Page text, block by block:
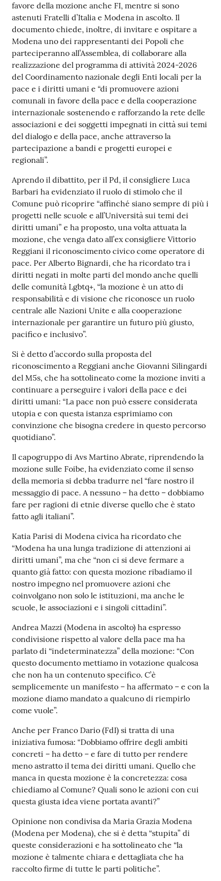
favore della mozione anche FI, mentre si sono
astenuti Fratelli d’Italia e Modena in ascolto. Il
documento chiede, inoltre, di invitare e ospitare a
Modena uno dei rappresentanti dei Popoli che
parteciperanno all’Assemblea, di collaborare alla
realizzazione del programma di attività 2024-2026
del Coordinamento nazionale degli Enti locali per la
pace e i diritti umani e “di promuovere azioni
comunali in favore della pace e della cooperazione
internazionale sostenendo e rafforzando la rete delle
associazioni e dei soggetti impegnati in città sui temi
del dialogo e della pace, anche attraverso la
partecipazione a bandi e progetti europei e
regionali”.
Aprendo il dibattito, per il Pd, il consigliere Luca
Barbari ha evidenziato il ruolo di stimolo che il
Comune può ricoprire “affinché siano sempre di più i
progetti nelle scuole e all’Università sui temi dei
diritti umani” e ha proposto, una volta attuata la
mozione, che venga dato all’ex consigliere Vittorio
Reggiani il riconoscimento civico come operatore di
pace. Per Alberto Bignardi, che ha ricordato tra i
diritti negati in molte parti del mondo anche quelli
delle comunità Lgbtq+, “la mozione è un atto di
responsabilità e di visione che riconosce un ruolo
centrale alle Nazioni Unite e alla cooperazione
internazionale per garantire un futuro più giusto,
pacifico e inclusivo”.
Si è detto d’accordo sulla proposta del
riconoscimento a Reggiani anche Giovanni Silingardi
del M5s, che ha sottolineato come la mozione inviti a
continuare a perseguire i valori della pace e dei
diritti umani: “La pace non può essere considerata
utopia e con questa istanza esprimiamo con
convinzione che bisogna credere in questo percorso
quotidiano”.
Il capogruppo di Avs Martino Abrate, riprendendo la
mozione sulle Foibe, ha evidenziato come il senso
della memoria si debba tradurre nel “fare nostro il
messaggio di pace. A nessuno – ha detto – dobbiamo
fare per ragioni di etnie diverse quello che è stato
fatto agli italiani”.
Katia Parisi di Modena civica ha ricordato che
“Modena ha una lunga tradizione di attenzioni ai
diritti umani”, ma che “non ci si deve fermare a
quanto già fatto: con questa mozione ribadiamo il
nostro impegno nel promuovere azioni che
coinvolgano non solo le istituzioni, ma anche le
scuole, le associazioni e i singoli cittadini”.
Andrea Mazzi (Modena in ascolto) ha espresso
condivisione rispetto al valore della pace ma ha
parlato di “indeterminatezza” della mozione: “Con
questo documento mettiamo in votazione qualcosa
che non ha un contenuto specifico. C’è
semplicemente un manifesto – ha affermato – e con la
mozione diamo mandato a qualcuno di riempirlo
come vuole”.
Anche per Franco Dario (FdI) si tratta di una
iniziativa fumosa: “Dobbiamo offrire degli ambiti
concreti – ha detto – e fare di tutto per rendere
meno astratto il tema dei diritti umani. Quello che
manca in questa mozione è la concretezza: cosa
chiediamo al Comune? Quali sono le azioni con cui
questa giusta idea viene portata avanti?”
Opinione non condivisa da Maria Grazia Modena
(Modena per Modena), che si è detta “stupita” di
queste considerazioni e ha sottolineato che “la
mozione è talmente chiara e dettagliata che ha
raccolto firme di tutte le parti politiche”.